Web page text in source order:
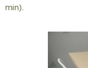
min).